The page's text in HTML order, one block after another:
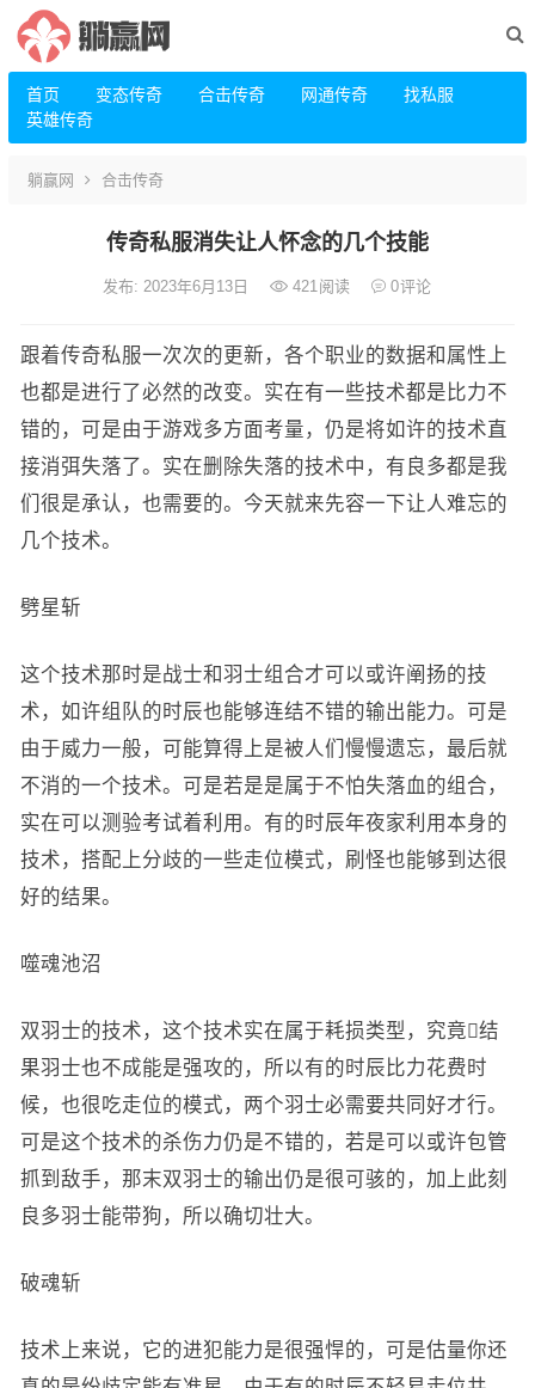
首页 变态传奇 合击传奇 网通传奇
找私服
英雄传奇
躺赢网 合击传奇
传奇私服消失让人怀念的几个技能
发布: 2023年6月13日 421阅读 0评论
跟着传奇私服一次次的更新，各个职业的数据和属性上
也都是进行了必然的改变。实在有一些技术都是比力不
错的，可是由于游戏多方面考量，仍是将如许的技术直
接消弭失落了。实在删除失落的技术中，有良多都是我
们很是承认，也需要的。今天就来先容一下让人难忘的
几个技术。
劈星斩
这个技术那时是战士和羽士组合才可以或许阐扬的技
术，如许组队的时辰也能够连结不错的输出能力。可是
由于威力一般，可能算得上是被人们慢慢遗忘，最后就
不消的一个技术。可是若是是属于不怕失落血的组合，
实在可以测验考试着利用。有的时辰年夜家利用本身的
技术，搭配上分歧的一些走位模式，刷怪也能够到达很
好的结果。
噬魂池沼
双羽士的技术，这个技术实在属于耗损类型，究竟结
果羽士也不成能是强攻的，所以有的时辰比力花费时
候，也很吃走位的模式，两个羽士必需要共同好才行。
可是这个技术的杀伤力仍是不错的，若是可以或许包管
抓到敌手，那末双羽士的输出仍是很可骇的，加上此刻
良多羽士能带狗，所以确切壮大。
破魂斩
技术上来说，它的进犯能力是很强悍的，可是估量你还